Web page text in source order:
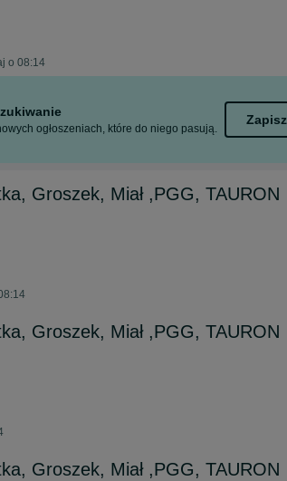
o 08:14
ogłoszeniach, które do niego pasują.
Zapisz
Groszek, Miał ,PGG, TAURON
Groszek, Miał ,PGG, TAURON
Groszek, Miał ,PGG, TAURON